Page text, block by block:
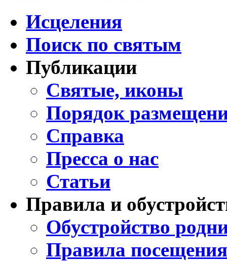
Исцеления
Поиск по святым
Публикации
Святые, иконы
Порядок
Справка
Пресса о нас
Статьи
Правила и
Обустройство
Правила